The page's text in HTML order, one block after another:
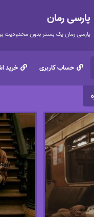
پارسی رمان
پارسی رمان یک بستر بدون محدودیت
حساب کاربری خرید